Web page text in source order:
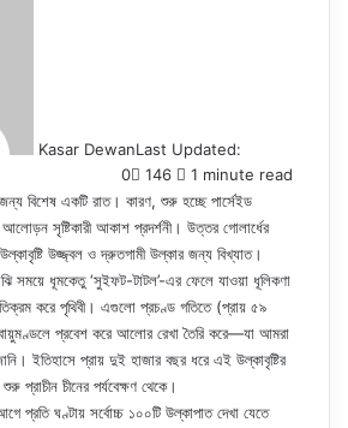
Kasar DewanLast Updated:
0 146
1 minute read
বিশেষ একটি রাত। কারণ, শুরু হচ্ছে পার্সেইড
সৃষ্টিকারী আকাশ প্রদর্শনী। উত্তর গোলার্ধের
উজ্জ্বল ও দ্রুতগামী উল্কার জন্য বিখ্যাত।
সময়ে ধূমকেতু ‘সুইফট-টাটল’-এর ফেলে যাওয়া ধূলিকণা
করে পৃথিবী। এগুলো প্রচণ্ড গতিতে (প্রায় ৫৯
বায়ুমণ্ডলে প্রবেশ করে আলোর রেখা তৈরি করে—যা আমরা
ইতিহাসে প্রায় দুই হাজার বছর ধরে এই উল্কাবৃষ্টির
প্রাচীন চীনের পর্যবেক্ষণ থেকে।
প্রতি ঘণ্টায় সর্বোচ্চ ১০০টি উল্কাপাত দেখা যেতে